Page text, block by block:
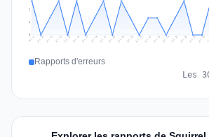
1
2
Jul 9 Jul 10 Jul 11 Jul 12 Jul 13 Jul 14 Jul 15 Jul 16 Jul 17 Jul 18 Jul 19 Jul 20 Jul 21 Jul 22 Jul 23 Jul 24 Jul 25 Jul 26 Jul 27 Jul 28
Rapports d'erreurs
Les